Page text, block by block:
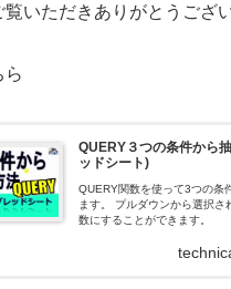
いただきありがとうござ
ら
QUERY３つの条件から
ッドシート)
QUERY関数を使って3つの条
ます。 プルダウンから選択さ
数にすることができます。